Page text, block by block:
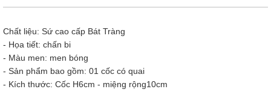
Chất liệu: Sứ cao cấp Bát Tràng
- Họa tiết: chấn bi
- Màu men: men bóng
- Sản phẩm bao gồm: 01 cốc có quai
- Kích thước: Cốc H6cm - miệng rộng10cm